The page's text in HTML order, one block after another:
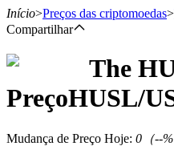
Início>Preços das criptomoedas>
Compartilhar
The
PreçoHUSL/
Mudança de Preço Hoje: 0 （--%